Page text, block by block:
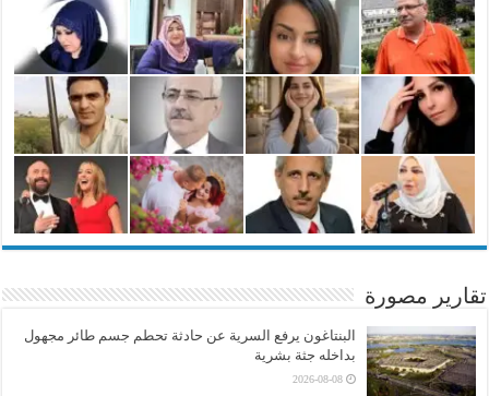
تقارير مصورة
البنتاغون يرفع السرية عن حادثة تحطم جسم طائر مجهول
بداخله جثة بشرية
2026-08-08